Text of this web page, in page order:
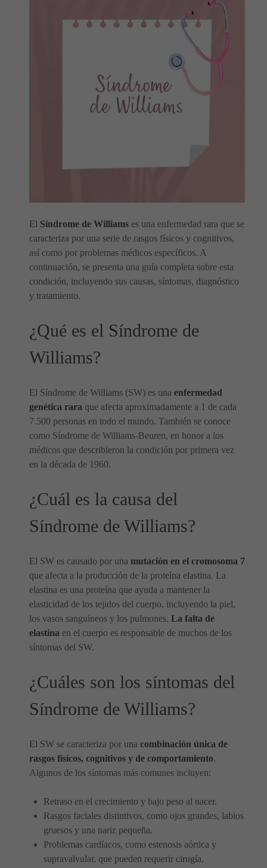
El Síndrome de Williams es una enfermedad rara que se
caracteriza por una serie de rasgos físicos y cognitivos,
así como por problemas médicos específicos. A
continuación, se presenta una guía completa sobre esta
condición, incluyendo sus causas, síntomas, diagnóstico
y tratamiento.
¿Qué es el Síndrome de
Williams?
El Síndrome de Williams (SW) es una enfermedad
genética rara que afecta aproximadamente a 1 de cada
7.500 personas en todo el mundo. También se conoce
como Síndrome de Williams-Beuren, en honor a los
médicos que describieron la condición por primera vez
en la década de 1960.
¿Cuál es la causa del
Síndrome de Williams?
El SW es causado por una mutación en el cromosoma 7
que afecta a la producción de la proteína elastina. La
elastina es una proteína que ayuda a mantener la
elasticidad de los tejidos del cuerpo, incluyendo la piel,
los vasos sanguíneos y los pulmones. La falta de
elastina en el cuerpo es responsable de muchos de los
síntomas del SW.
¿Cuáles son los síntomas del
Síndrome de Williams?
El SW se caracteriza por una combinación única de
rasgos físicos, cognitivos y de comportamiento.
Algunos de los síntomas más comunes incluyen:
Retraso en el crecimiento y bajo peso al nacer.
Rasgos faciales distintivos, como ojos grandes, labios
gruesos y una nariz pequeña.
Problemas cardíacos, como estenosis aórtica y
supravalvular, que pueden requerir cirugía.